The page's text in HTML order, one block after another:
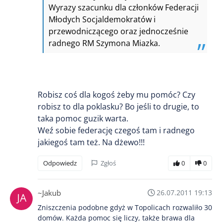
Wyrazy szacunku dla członków Federacji
Młodych Socjaldemokratów i
przewodniczącego oraz jednocześnie
radnego RM Szymona Miazka.
Robisz coś dla kogoś żeby mu pomóc? Czy
robisz to dla poklasku? Bo jeśli to drugie, to
taka pomoc guzik warta.
Weź sobie federację czegoś tam i radnego
jakiegoś tam też. Na dżewo!!!
Odpowiedz Zgłoś 0 0
~Jakub
26.07.2011 19:13
Zniszczenia podobne gdyż w Topolicach rozwaliło 30
domów. Każda pomoc się liczy, także brawa dla